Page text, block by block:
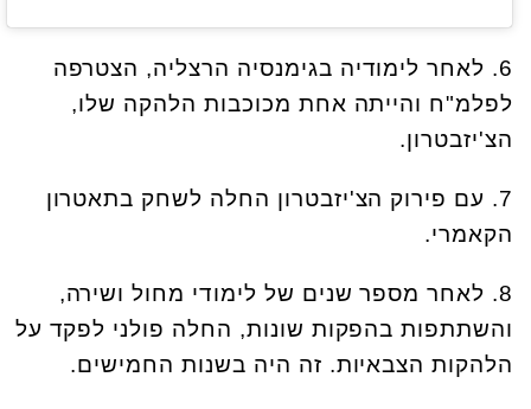
6. לאחר לימודיה בגימנסיה הרצליה, הצטרפה
לפלמ"ח והייתה אחת מכוכבות הלהקה שלו,
הצ'יזבטרון.
7. עם פירוק הצ'יזבטרון החלה לשחק בתאטרון
הקאמרי.
8. לאחר מספר שנים של לימודי מחול ושירה,
והשתתפות בהפקות שונות, החלה פולני לפקד על
הלהקות הצבאיות. זה היה בשנות החמישים.